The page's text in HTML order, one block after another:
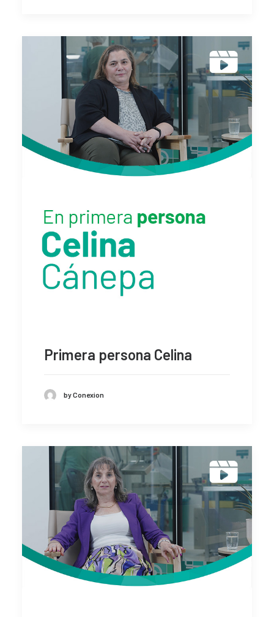
Primera persona Celina
by Conexion